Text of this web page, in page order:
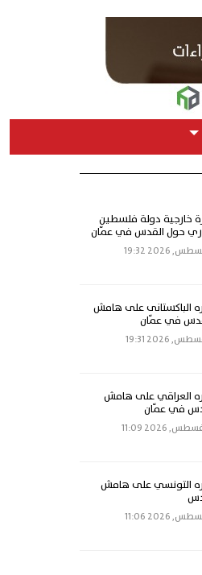
خارجية دولة فلسطين
حول القدس في عمّان
الباكستانى على هامش
في عمّان
العراقي على هامش
في عمّان
التونسي على هامش